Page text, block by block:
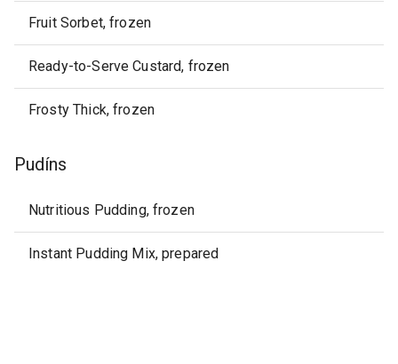
Fruit Sorbet, frozen
Ready-to-Serve Custard, frozen
Frosty Thick, frozen
Pudíns
Nutritious Pudding, frozen
Instant Pudding Mix, prepared